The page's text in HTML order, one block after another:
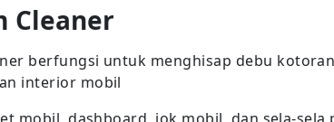
Cleaner
berfungsi untuk menghisap debu
interior mobil